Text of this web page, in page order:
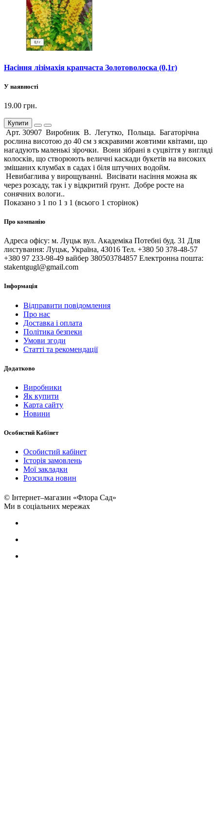
Насіння лізімахія крапчаста Золотоволоска (0,1г)
У наявності
19.00 грн.
Купити
Арт. 30907 Виробник В. Легутко, Польща. Багаторічна
рослина висотою до 40 см з яскравими жовтими квітами, що
нагадують маленькі зірочки. Вони зібрані в суцвіття у вигляді
колосків, що створюють величні каскади букетів на високих
змішаних клумбах в садах і біля штучних водойм.
Невибаглива у вирощуванні. Висівати насіння можна як
через розсаду, так і у відкритий ґрунт. Добре росте на
сонячних вологи..
Показано з 1 по 1 з 1 (всього 1 сторінок)
Про компанію
Адреса офісу: м. Луцьк вул. Академіка Потебні буд. 31 Для
листування: Луцьк, Україна, 43016 Тел. +380 50 378-48-57
+380 97 233-98-49 вайбер 380503784857 Електронна пошта:
stakentgugl@gmail.com
Інформація
Відправити повідомлення
Про нас
Доставка і оплата
Політика безпеки
Умови згоди
Статті та рекомендації
Додатково
Виробники
Як купити
Карта сайту
Новини
Особистий Кабінет
Особистий кабінет
Історія замовлень
Мої закладки
Розсилка новин
© Інтернет–магазин «Флора Сад»
Ми в соціальних мережах